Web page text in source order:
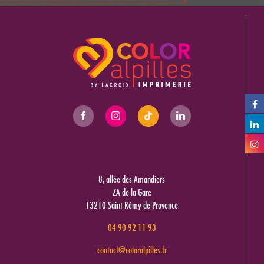
8, allée des Amandiers
ZA de la Gare
13210 Saint-Rémy-de-Provence
04 90 92 11 93
contact@coloralpilles.fr